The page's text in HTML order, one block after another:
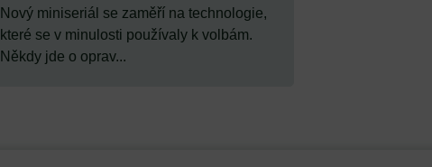
Nový miniseriál se zaměří na technologie,
které se v minulosti používaly k volbám.
Někdy jde o oprav...